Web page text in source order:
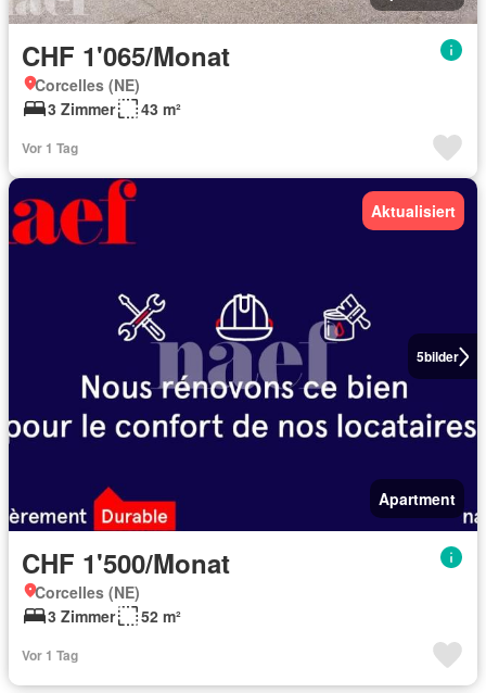
CHF 1'065/Monat
Corcelles (NE)
3 Zimmer
43 m²
Vor 1 Tag
5bilder
Aktualisiert
Apartment
CHF 1'500/Monat
Corcelles (NE)
3 Zimmer
52 m²
Vor 1 Tag